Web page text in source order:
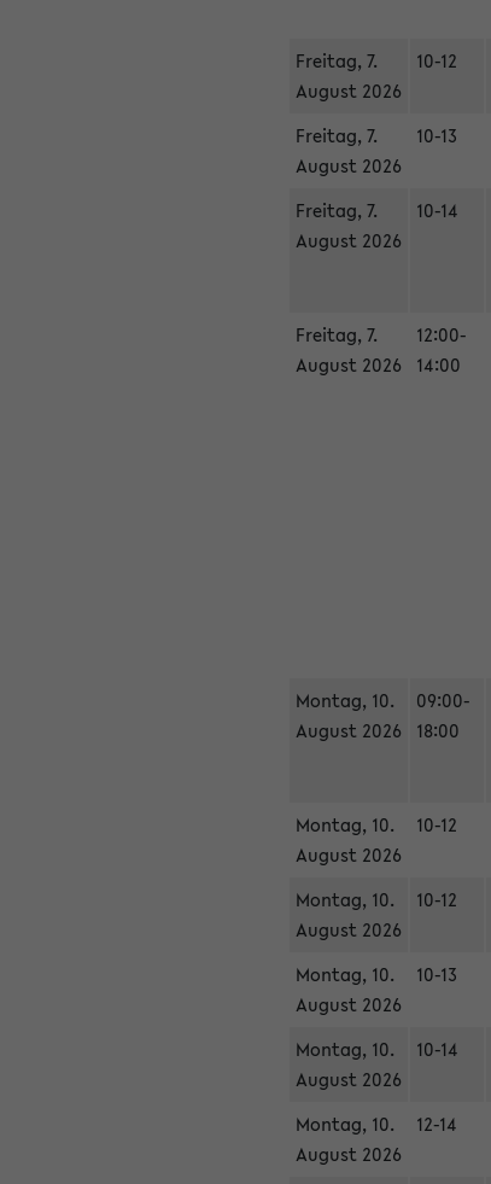
Freitag, 7.
August 2026
10-12
Freitag, 7.
August 2026
10-13
Freitag, 7.
August 2026
10-14
Freitag, 7.
August 2026
12:00-
14:00
Montag, 10.
August 2026
09:00-
18:00
Montag, 10.
August 2026
10-12
Montag, 10.
August 2026
10-12
Montag, 10.
August 2026
10-13
Montag, 10.
August 2026
10-14
Montag, 10.
August 2026
12-14